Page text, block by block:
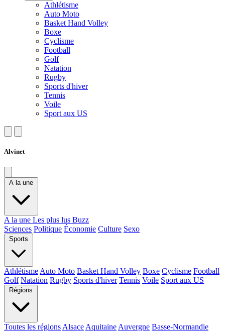
Athlétisme
Auto Moto
Basket Hand Volley
Boxe
Cyclisme
Football
Golf
Natation
Rugby
Sports d'hiver
Tennis
Voile
Sport aux US
Alvinet
A la une
A la une Les plus lus Buzz
Sciences Politique Économie Culture Sexo
Sports
Athlétisme Auto Moto Basket Hand Volley Boxe Cyclisme Football
Golf Natation Rugby Sports d'hiver Tennis Voile Sport aux US
Régions
Toutes les régions Alsace Aquitaine Auvergne Basse-Normandie